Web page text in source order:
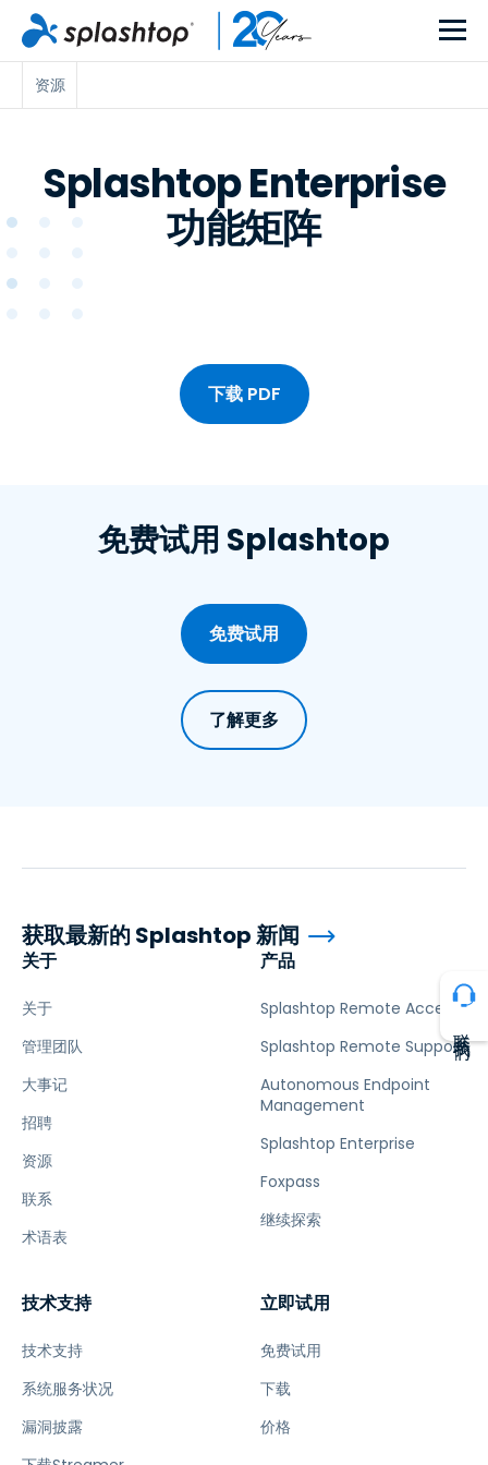
资源
Splashtop Enterprise
功能矩阵
下载 PDF
免费试用 Splashtop
免费试用
了解更多
关于
关于
管理团队
大事记
招聘
资源
联系
术语表
产品
Splashtop Remote Access
Splashtop Remote Support
Autonomous Endpoint
Management
Splashtop Enterprise
Foxpass
继续探索
技术支持
技术支持
系统服务状况
漏洞披露
立即试用
免费试用
下载
价格
获取最新的 Splashtop 新闻